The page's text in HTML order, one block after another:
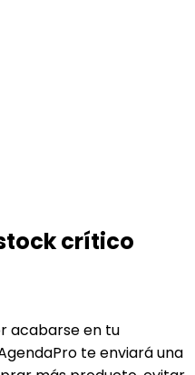
crítico
acabarse en tu
te enviará una